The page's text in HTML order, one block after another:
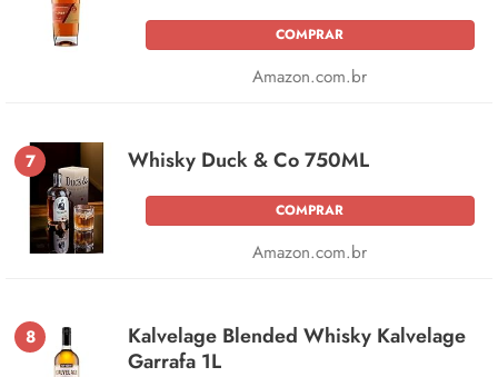
COMPRAR
Amazon.com.br
7 Whisky Duck & Co 750ML
COMPRAR
Amazon.com.br
8
Kalvelage Blended Whisky Kalvelage
Garrafa 1L